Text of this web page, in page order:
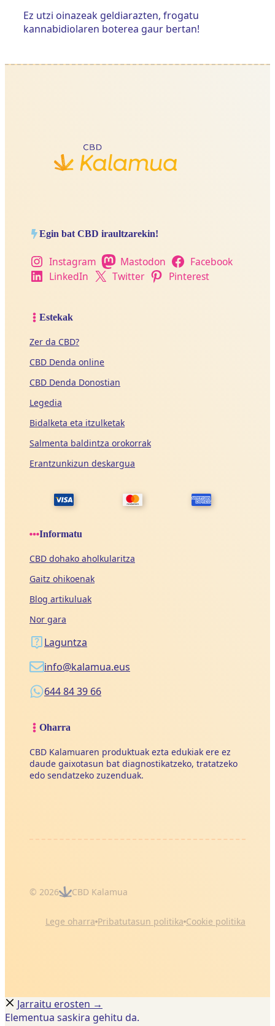
Ez utzi oinazeak geldiarazten, frogatu
kannabidiolaren boterea gaur bertan!
Egin bat CBD iraultzarekin!
Instagram Mastodon
Facebook
LinkedIn
Twitter Pinterest
Estekak
Zer da CBD?
CBD Denda online
CBD Denda Donostian
Legedia
Bidalketa eta itzulketak
Salmenta baldintza orokorrak
Erantzunkizun deskargua
Informatu
CBD dohako aholkularitza
Gaitz ohikoenak
Blog artikuluak
Nor gara
Laguntza
info@kalamua.eus
644 84 39 66
Oharra
CBD Kalamuaren produktuak ezta edukiak ere ez
daude gaixotasun bat diagnostikatzeko, tratatzeko
edo sendatzeko zuzenduak.
© 2026 CBD Kalamua
Lege oharra Pribatutasun politika Cookie politika
Jarraitu erosten →
Elementua saskira gehitu da.